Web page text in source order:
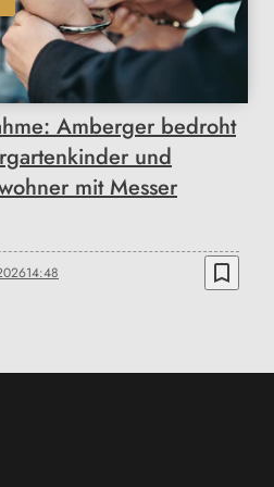
Amberger bedroht
und
mit Messer
14:48 bookmark_border